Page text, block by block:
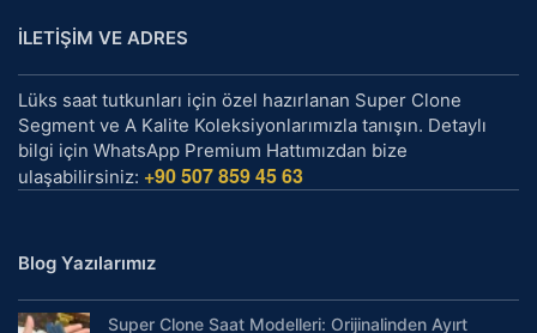
İLETİŞİM VE ADRES
Lüks saat tutkunları için özel hazırlanan Super Clone
Segment ve A Kalite Koleksiyonlarımızla tanışın. Detaylı
bilgi için WhatsApp Premium Hattımızdan bize
ulaşabilirsiniz: +90 507 859 45 63
Blog Yazılarımız
Super Clone Saat Modelleri: Orijinalinden Ayırt